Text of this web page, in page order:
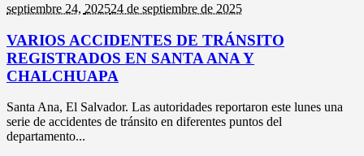
septiembre 24, 202524 de septiembre de 2025
VARIOS ACCIDENTES DE TRÁNSITO
REGISTRADOS EN SANTA ANA Y
CHALCHUAPA
Santa Ana, El Salvador. Las autoridades reportaron este lunes una
serie de accidentes de tránsito en diferentes puntos del
departamento...